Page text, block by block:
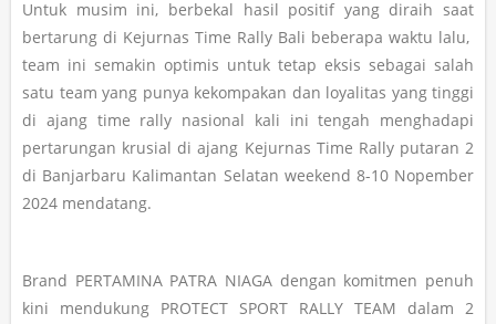
Untuk musim ini, berbekal hasil positif yang diraih saat
bertarung di Kejurnas Time Rally Bali beberapa waktu lalu,
team ini semakin optimis untuk tetap eksis sebagai salah
satu team yang punya kekompakan dan loyalitas yang tinggi
di ajang time rally nasional kali ini tengah menghadapi
pertarungan krusial di ajang Kejurnas Time Rally putaran 2
di Banjarbaru Kalimantan Selatan weekend 8-10 Nopember
2024 mendatang.
Brand PERTAMINA PATRA NIAGA dengan komitmen penuh
kini mendukung PROTECT SPORT RALLY TEAM dalam 2